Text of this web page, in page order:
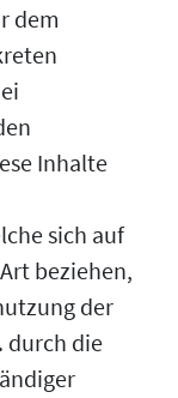
dem
Inhalte
sich auf
beziehen,
der
durch die